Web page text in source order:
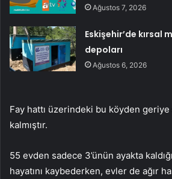
Ağustos 7, 2026
Eskişehir’de kırsal
depoları
Ağustos 6, 2026
Fay hattı üzerindeki bu köyden
kalmıştır.
55 evden sadece 3’ünün ayakta
hayatını kaybederken, evler de ağır